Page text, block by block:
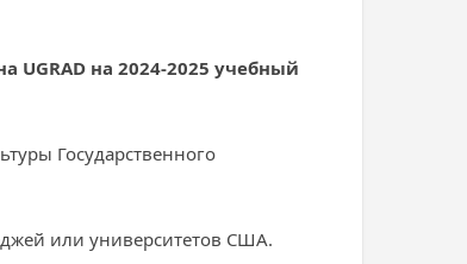
UGRAD на 2024-2025 учебный
Государственного
или университетов США.